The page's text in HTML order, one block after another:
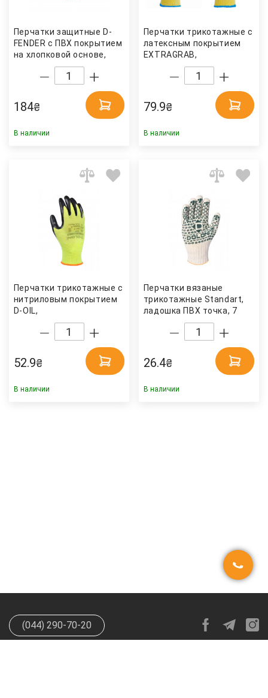
Перчатки защитные D-
FENDER с ПВХ покрытием
на хлопковой основе,
размер 9 (L), зелен.
(3895) Doloni
184₴
В наличии
Перчатки трикотажные с
латексным покрытием
EXTRAGRAB,
антискользящие,
размер10 (XL) (4502)
79.9₴
В наличии
Перчатки трикотажные с
нитриловым покрытием
D-OIL,
маслобензостойкие,
размер 8 (M), желт.
52.9₴
В наличии
Перчатки вязаные
трикотажные Standart,
ладошка ПВХ точка, 7
класс, 10 (XL) размер
(547) Doloni
26.4₴
В наличии
(044) 290-70-20